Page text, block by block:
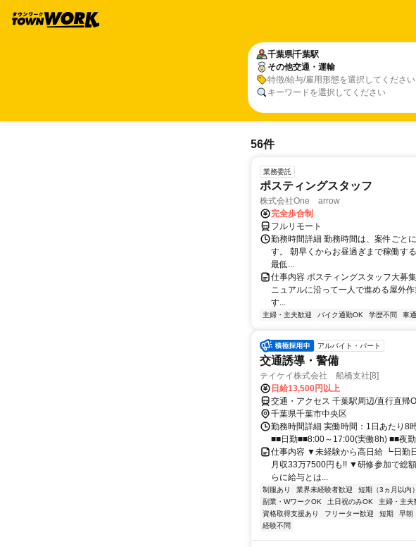
千葉県千葉駅
その他交通・運輸
特徴/給与/雇用形態を選択してください
キーワードを選択してください
56件
業務委託
ポスティングスタッフ
株式会社One arrow
完全歩合制
フルリモート
勤務時間詳細 勤務時間は、案件ごと
す。 朝早くからお昼過ぎまで稼働す
最低...
仕事内容 ポスティングスタッフ大募
ニュアルに沿って一人で進める屋外
す...
主婦・主夫歓迎 バイク通勤OK 学歴不問 車
アルバイト・パート
交通誘導・警備
テイケイ株式会社 船橋支社[8]
日給13,500円以上
交通・アクセス 千葉駅周辺/直行直帰
千葉県千葉市中央区
勤務時間詳細 実働時間：1日あたり8
■■日勤■■8:00～17:00(実働8h) ■■夜
仕事内容 ▼未経験から高日給 ┗日勤
月収33万7500円も!! ▼研修参加で総
らに給与とは...
制服あり 業界未経験者歓迎 短期（3ヵ月以内）
副業・WワークOK
土日祝のみOK 主婦・主夫
資格取得支援あり
フリーター歓迎 短期 早朝
経験不問